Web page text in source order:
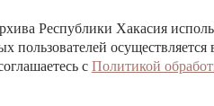
учреждение Республики
архив»
Республики Хакасия
пользователей осуществляется
сПолитикой